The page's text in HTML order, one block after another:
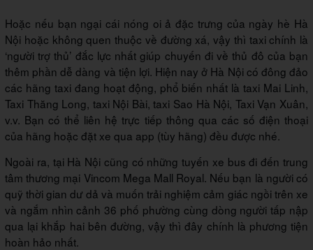
Hoặc nếu bạn ngại cái nóng oi ả đặc trưng của ngày hè Hà
Nội hoặc không quen thuộc về đường xá, vậy thì taxi chính là
‘người trợ thủ’ đắc lực nhất giúp chuyến đi về thủ đô của bạn
thêm phần dễ dàng và tiện lợi. Hiện nay ở Hà Nội có đông đảo
các hãng taxi đang hoạt động, phổ biến nhất là taxi Mai Linh,
Taxi Thăng Long, taxi Nội Bài, taxi Sao Hà Nội, Taxi Vạn Xuân,
v.v. Bạn có thể liên hệ trực tiếp thông qua các số điện thoại
của hãng hoặc đặt xe qua app (tùy hãng) đều được nhé.
Ngoài ra, tại Hà Nội cũng có những tuyến xe bus đi đến trung
tâm thương mại Vincom Mega Mall Royal. Nếu bạn là người có
quỹ thời gian dư dả và muốn trải nghiệm cảm giác ngồi trên xe
và ngắm nhìn cảnh 36 phố phường cùng dòng người tấp nập
qua lại khắp hai bên đường, vậy thì đây chính là phương tiện
hoàn hảo nhất.